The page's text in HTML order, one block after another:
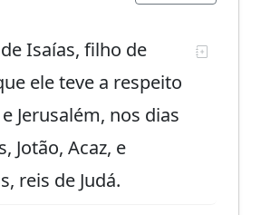
Isaías, filho de
ele teve a respeito
Jerusalém, nos dias
Jotão, Acaz, e
reis de Judá.